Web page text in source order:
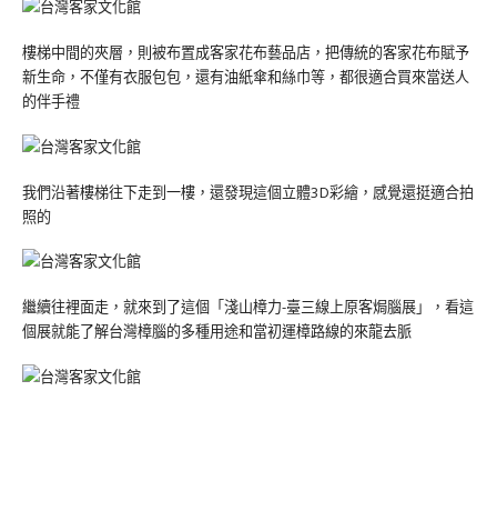
樓梯中間的夾層，則被布置成客家花布藝品店，把傳統的客家花布賦予
新生命，不僅有衣服包包，還有油紙傘和絲巾等，都很適合買來當送人
的伴手禮
我們沿著樓梯往下走到一樓，還發現這個立體3D彩繪，感覺還挺適合拍
照的
繼續往裡面走，就來到了這個「淺山樟力-臺三線上原客焗腦展」，看這
個展就能了解台灣樟腦的多種用途和當初運樟路線的來龍去脈